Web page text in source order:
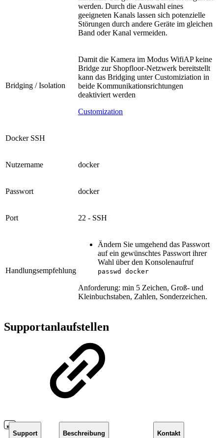
werden. Durch die Auswahl eines
geeigneten Kanals lassen sich potenzielle
Störungen durch andere Geräte im gleichen
Band oder Kanal vermeiden.
Bridging / Isolation
Damit die Kamera im Modus WifiAP keine
Bridge zur Shopfloor-Netzwerk bereitstellt
kann das Bridging unter Customiziation in
beide Kommunikationsrichtungen
deaktiviert werden
Customization
Docker SSH
Nutzername docker
Passwort docker
Port 22 - SSH
Handlungsempfehlung
Ändern Sie umgehend das Passwort
auf ein gewünschtes Passwort ihrer
Wahl über den Konsolenaufruf
passwd docker
Anforderung: min 5 Zeichen, Groß- und
Kleinbuchstaben, Zahlen, Sonderzeichen.
Supportanlaufstellen
Support Beschreibung Kontakt